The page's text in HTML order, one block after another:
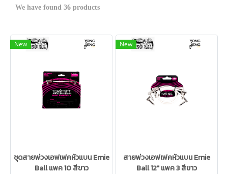
We have found 36 products
New
ชุดสายพ่วงเอฟเฟคหัวแบน Ernie
Ball แพค 10 สีขาว
New
สายพ่วงเอฟเฟคหัวแบน Ernie
Ball 12" แพค 3 สีขาว